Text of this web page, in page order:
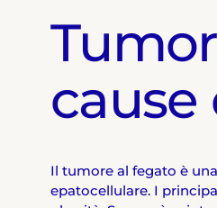
cause
Il tumore al fegato è
epatocellulare. I